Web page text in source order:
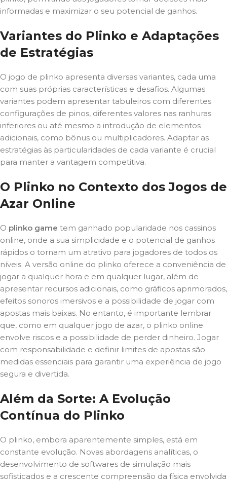
informadas e maximizar o seu potencial de ganhos.
Variantes do Plinko e Adaptações
de Estratégias
O jogo de plinko apresenta diversas variantes, cada uma
com suas próprias características e desafios. Algumas
variantes podem apresentar tabuleiros com diferentes
configurações de pinos, diferentes valores nas ranhuras
inferiores ou até mesmo a introdução de elementos
adicionais, como bônus ou multiplicadores. Adaptar as
estratégias às particularidades de cada variante é crucial
para manter a vantagem competitiva.
O Plinko no Contexto dos Jogos de
Azar Online
O plinko game tem ganhado popularidade nos cassinos
online, onde a sua simplicidade e o potencial de ganhos
rápidos o tornam um atrativo para jogadores de todos os
níveis. A versão online do plinko oferece a conveniência de
jogar a qualquer hora e em qualquer lugar, além de
apresentar recursos adicionais, como gráficos aprimorados,
efeitos sonoros imersivos e a possibilidade de jogar com
apostas mais baixas. No entanto, é importante lembrar
que, como em qualquer jogo de azar, o plinko online
envolve riscos e a possibilidade de perder dinheiro. Jogar
com responsabilidade e definir limites de apostas são
medidas essenciais para garantir uma experiência de jogo
segura e divertida.
Além da Sorte: A Evolução
Contínua do Plinko
O plinko, embora aparentemente simples, está em
constante evolução. Novas abordagens analíticas, o
desenvolvimento de softwares de simulação mais
sofisticados e a crescente compreensão da física envolvida